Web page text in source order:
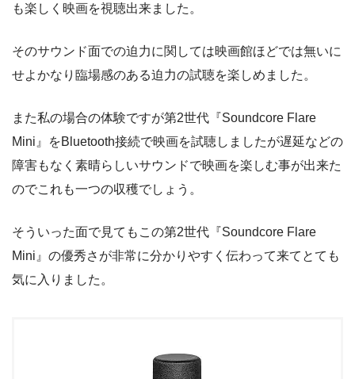
も楽しく映画を視聴出来ました。
そのサウンド面での迫力に関しては映画館ほどでは無いに
せよかなり臨場感のある迫力の試聴を楽しめました。
また私の場合の体験ですが第2世代『Soundcore Flare
Mini』をBluetooth接続で映画を試聴しましたが遅延などの
障害もなく素晴らしいサウンドで映画を楽しむ事が出来た
のでこれも一つの収穫でしょう。
そういった面で見てもこの第2世代『Soundcore Flare
Mini』の優秀さが非常に分かりやすく伝わって来てとても
気に入りました。